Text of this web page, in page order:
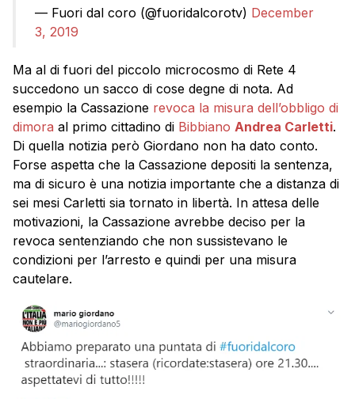
— Fuori dal coro (@fuoridalcorotv) December
3, 2019
Ma al di fuori del piccolo microcosmo di Rete 4
succedono un sacco di cose degne di nota. Ad
esempio la Cassazione revoca la misura dell’obbligo di
dimora al primo cittadino di Bibbiano Andrea Carletti.
Di quella notizia però Giordano non ha dato conto.
Forse aspetta che la Cassazione depositi la sentenza,
ma di sicuro è una notizia importante che a distanza di
sei mesi Carletti sia tornato in libertà. In attesa delle
motivazioni, la Cassazione avrebbe deciso per la
revoca sentenziando che non sussistevano le
condizioni per l’arresto e quindi per una misura
cautelare.